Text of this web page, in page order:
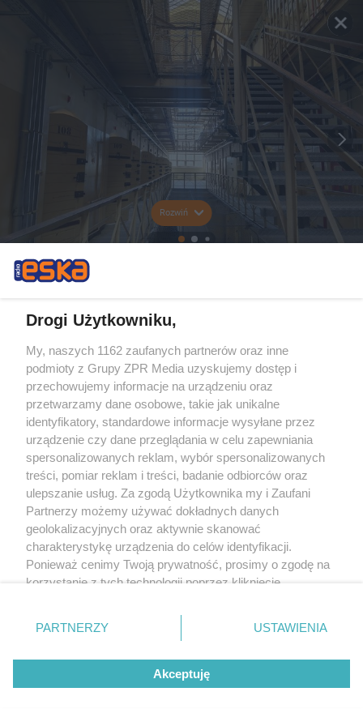
Rozwiń
Drogi Użytkowniku,
My, naszych 1162 zaufanych partnerów oraz inne
podmioty z Grupy ZPR Media uzyskujemy dostęp i
przechowujemy informacje na urządzeniu oraz
przetwarzamy dane osobowe, takie jak unikalne
identyfikatory, standardowe informacje wysyłane przez
urządzenie czy dane przeglądania w celu zapewniania
spersonalizowanych reklam, wybór spersonalizowanych
treści, pomiar reklam i treści, badanie odbiorców oraz
ulepszanie usług. Za zgodą Użytkownika my i Zaufani
Partnerzy możemy używać dokładnych danych
geolokalizacyjnych oraz aktywnie skanować
charakterystykę urządzenia do celów identyfikacji.
Ponieważ cenimy Twoją prywatność, prosimy o zgodę na
korzystanie z tych technologii poprzez kliknięcie
zmienić/wycofać klikając przycisk ustawień prywatności
znajdujący się w lewym dolnym rogu strony
rodzaje przetwarzania danych nie wymagają zgody
użytkownika, ale masz prawo sprzeciwić się takiemu
przetwarzaniu. Preferencje będą miały zastosowanie tylko
PARTNERZY USTAWIENIA
Akceptuję